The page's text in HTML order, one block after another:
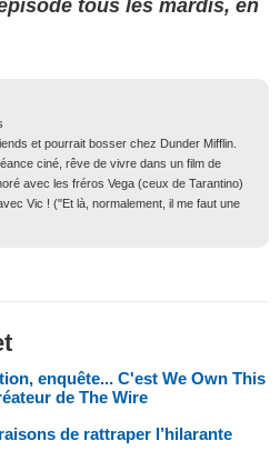
tous les mardis, en
et pourrait bosser chez Dunder Mifflin.
ciné, rêve de vivre dans un film de
avec les fréros Vega (ceux de Tarantino)
Vic ! ("Et là, normalement, il me faut une
enquête... C'est We Own This
de The Wire
de rattraper l’hilarante